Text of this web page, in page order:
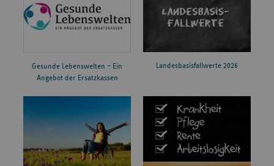
Gesunde Lebenswelten – Ein
Angebot der Ersatzkassen
Landesbasisfallwerte 2026